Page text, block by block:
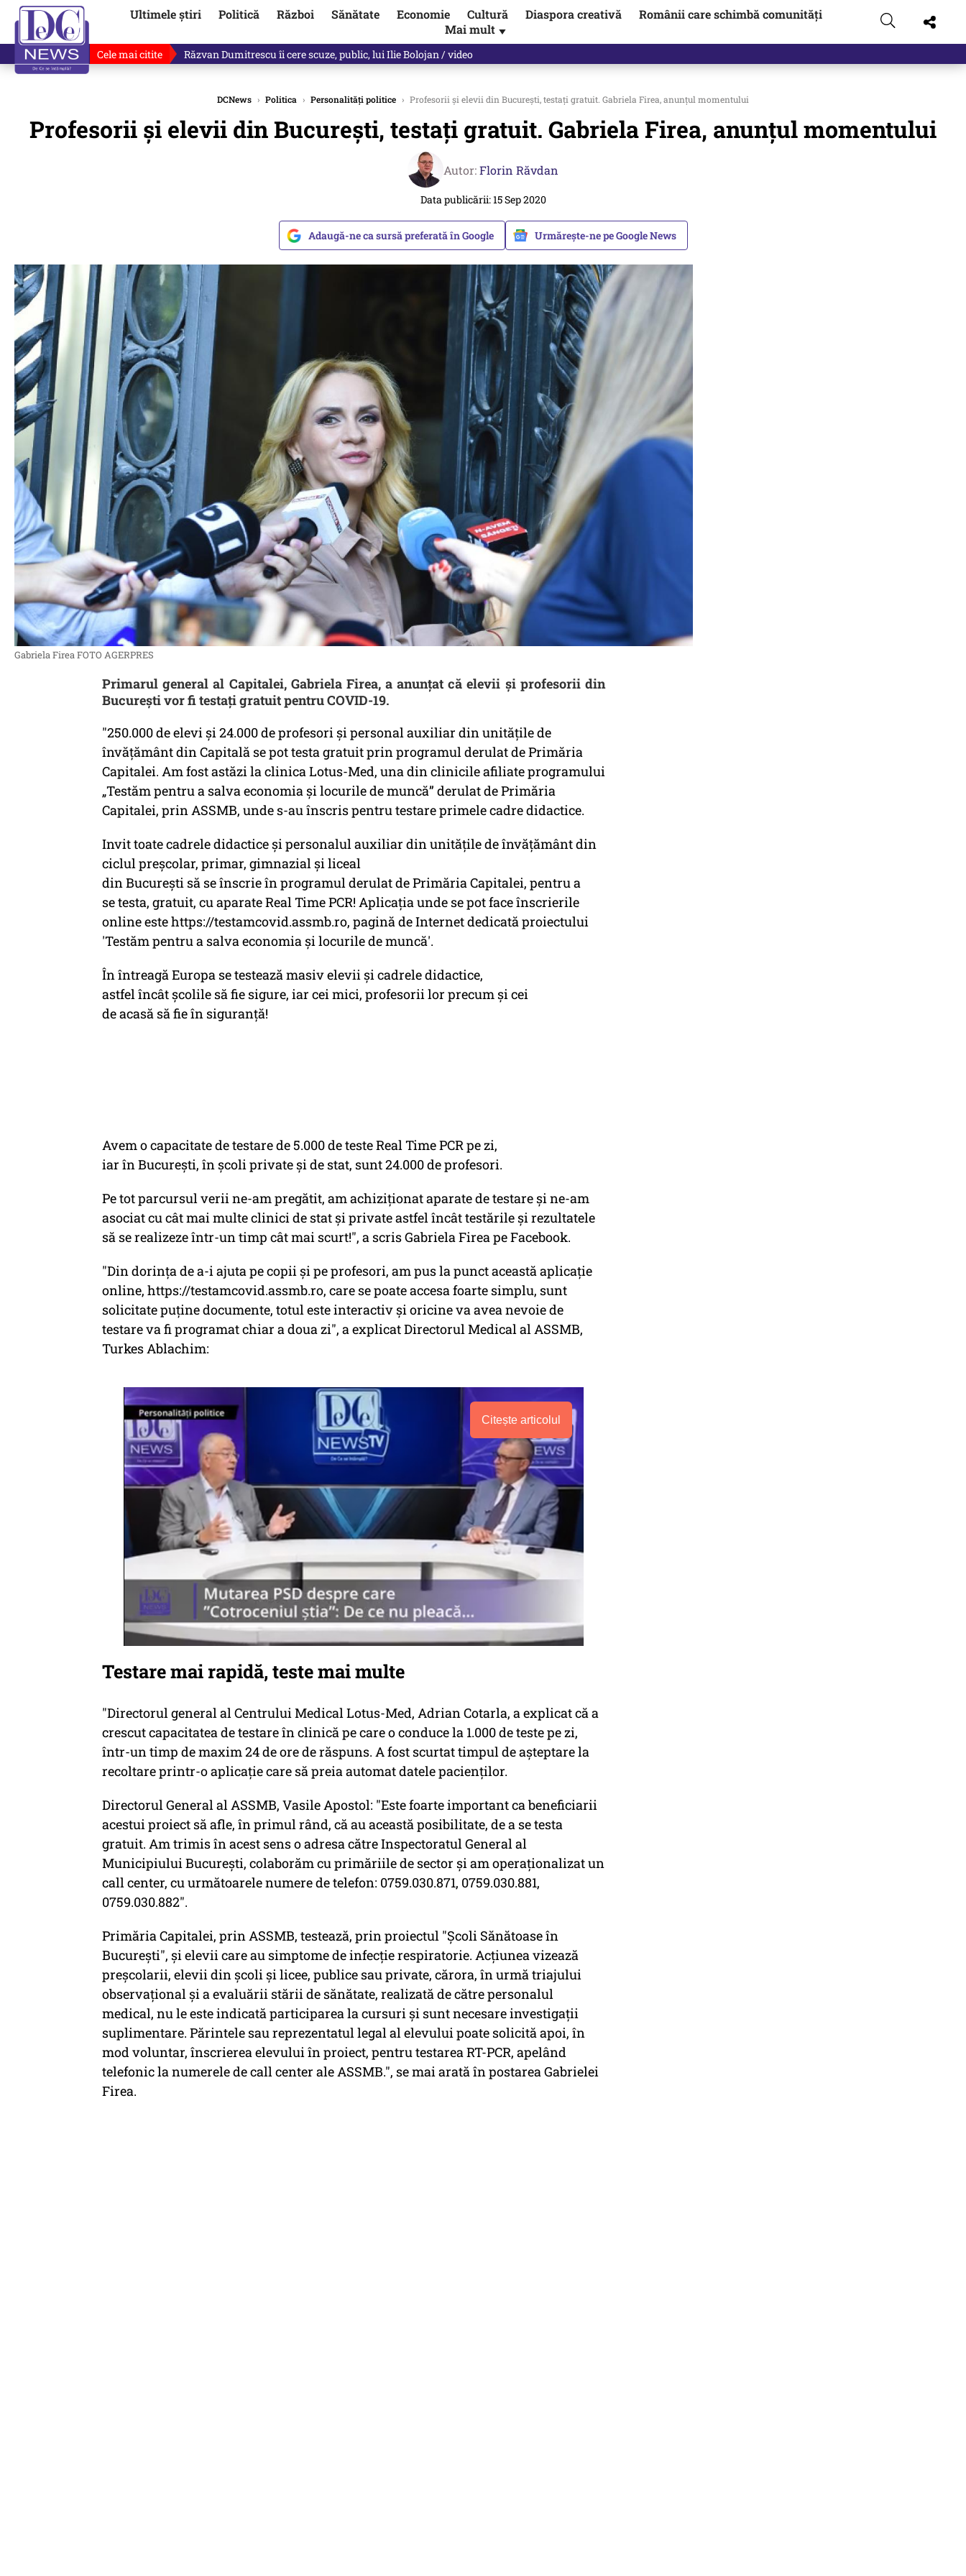
Ultimele știri Politică Război Sănătate Economie Cultură Diaspora creativă
Românii care schimbă comunități
Mai mult ▼
Cele mai citite Răzvan Dumitrescu îi cere scuze, public, lui Ilie Bolojan / video
DCNews › Politica › Personalități politice › Profesorii şi elevii din Bucureşti, testaţi gratuit. Gabriela Firea, anunţul momentului
Profesorii şi elevii din Bucureşti, testaţi gratuit. Gabriela Firea, anunţul momentului
Autor:Florin Răvdan
Data publicării: 15 Sep 2020
Adaugă-ne ca sursă preferată în Google Urmărește-ne pe Google News
Gabriela Firea FOTO AGERPRES
Primarul general al Capitalei, Gabriela Firea, a anunţat că elevii şi profesorii din
Bucureşti vor fi testaţi gratuit pentru COVID-19.
"250.000 de elevi și 24.000 de profesori și personal auxiliar din unitățile de
învățământ din Capitală se pot testa gratuit prin programul derulat de Primăria
Capitalei. Am fost astăzi la clinica Lotus-Med, una din clinicile afiliate programului
„Testăm pentru a salva economia și locurile de muncă” derulat de Primăria
Capitalei, prin ASSMB, unde s-au înscris pentru testare primele cadre didactice.
Invit toate cadrele didactice și personalul auxiliar din unitățile de învățământ din
ciclul preșcolar, primar, gimnazial și liceal
din București să se înscrie în programul derulat de Primăria Capitalei, pentru a
se testa, gratuit, cu aparate Real Time PCR! Aplicația unde se pot face înscrierile
online este https://testamcovid.assmb.ro, pagină de Internet dedicată proiectului
'Testăm pentru a salva economia și locurile de muncă'.
În întreagă Europa se testează masiv elevii și cadrele didactice,
astfel încât școlile să fie sigure, iar cei mici, profesorii lor precum și cei
de acasă să fie în siguranță!
Avem o capacitate de testare de 5.000 de teste Real Time PCR pe zi,
iar în București, în școli private și de stat, sunt 24.000 de profesori.
Pe tot parcursul verii ne-am pregătit, am achiziționat aparate de testare și ne-am
asociat cu cât mai multe clinici de stat și private astfel încât testările și rezultatele
să se realizeze într-un timp cât mai scurt!", a scris Gabriela Firea pe Facebook.
"Din dorința de a-i ajuta pe copii și pe profesori, am pus la punct această aplicație
online, https://testamcovid.assmb.ro, care se poate accesa foarte simplu, sunt
solicitate puține documente, totul este interactiv și oricine va avea nevoie de
testare va fi programat chiar a doua zi", a explicat Directorul Medical al ASSMB,
Turkes Ablachim:
Citește articolul
Testare mai rapidă, teste mai multe
"Directorul general al Centrului Medical Lotus-Med, Adrian Cotarla, a explicat că a
crescut capacitatea de testare în clinică pe care o conduce la 1.000 de teste pe zi,
într-un timp de maxim 24 de ore de răspuns. A fost scurtat timpul de aşteptare la
recoltare printr-o aplicaţie care să preia automat datele pacienţilor.
Directorul General al ASSMB, Vasile Apostol: "Este foarte important ca beneficiarii
acestui proiect să afle, în primul rând, că au această posibilitate, de a se testa
gratuit. Am trimis în acest sens o adresa către Inspectoratul General al
Municipiului București, colaborăm cu primăriile de sector și am operaționalizat un
call center, cu următoarele numere de telefon: 0759.030.871, 0759.030.881,
0759.030.882".
Primăria Capitalei, prin ASSMB, testează, prin proiectul "Școli Sănătoase în
București", și elevii care au simptome de infecție respiratorie. Acțiunea vizează
preșcolarii, elevii din școli și licee, publice sau private, cărora, în urmă triajului
observațional și a evaluării stării de sănătate, realizată de către personalul
medical, nu le este indicată participarea la cursuri și sunt necesare investigații
suplimentare. Părintele sau reprezentatul legal al elevului poate solicită apoi, în
mod voluntar, înscrierea elevului în proiect, pentru testarea RT-PCR, apelând
telefonic la numerele de call center ale ASSMB.", se mai arată în postarea Gabrielei
Firea.